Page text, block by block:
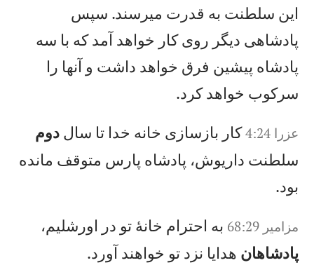
اين سلطنت به قدرت میرسند. سپس
پادشاهی ديگر روی كار خواهد آمد كه با سه
پادشاه پيشين فرق خواهد داشت و آنها را
سركوب خواهد كرد.
عزرا 4:24 كار بازسازی خانه خدا تا سالدوم
سلطنت داريوش، پادشاه پارس متوقف مانده
بود.
مزامير 68:29
به احترام خانهٔ تو در اورشليم،
پادشاهان هدايا نزد تو خواهند آورد.